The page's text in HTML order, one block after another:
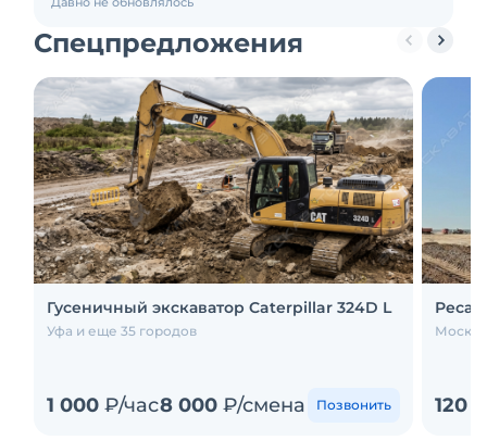
Спецпредложения
Гусеничный экскаватор Caterpillar 324D L
Уфа и еще 35 городов
1 000 ₽/час8 000₽/смена Позвонить 120